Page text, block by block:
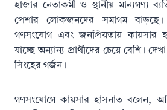
হাজার নেতাকর্মী ও স্থানীয় মান্যগণ্য
পেশার লোকজনদের সমাগম বাড়ছে।
গণসংযোগ এবং জনপ্রিয়তায় কায়সার
যাচ্ছে অন্যান্য প্রার্থীদের চেয়ে বেশি।
সিংহের গর্জন।
গণসংযোগে কায়সার হাসনাত বলেন, আমি